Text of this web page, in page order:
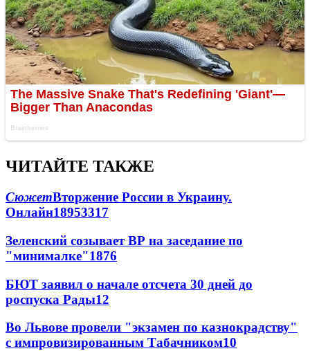
ЧИТАЙТЕ ТАКЖЕ
СюжетВторжение России в Украину.
Онлайн18953317
Зеленский созывает ВР на заседание по
"минималке"1876
БЮТ заявил о начале отсчета 30 дней до
роспуска Рады12
Во Львове провели "экзамен по казнокрадству"
с импровизированным Табачником10